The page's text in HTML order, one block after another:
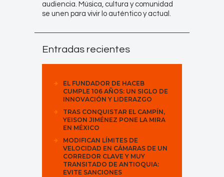
audiencia. Música, cultura y comunidad
se unen para vivir lo auténtico y actual.
Entradas recientes
EL FUNDADOR DE HACEB
CUMPLE 106 AÑOS: UN SIGLO DE
INNOVACIÓN Y LIDERAZGO
TRAS CONQUISTAR EL CAMPÍN,
YEISON JIMÉNEZ PONE LA MIRA
EN MÉXICO
MODIFICAN LÍMITES DE
VELOCIDAD EN CÁMARAS DE UN
CORREDOR CLAVE Y MUY
TRANSITADO DE ANTIOQUIA:
EVITE SANCIONES